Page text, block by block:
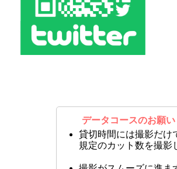
データコースのお願い
貸切時間には撮影だけ
規定のカット数を撮影